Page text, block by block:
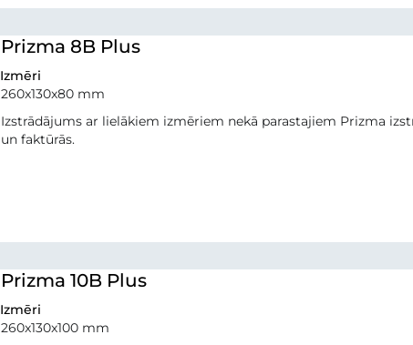
Prizma 8B Plus
Izmēri
260x130x80 mm
Izstrādājums ar lielākiem izmēriem nekā parastajiem Prizma
un faktūrās.
Prizma 10B Plus
Izmēri
260x130x100 mm